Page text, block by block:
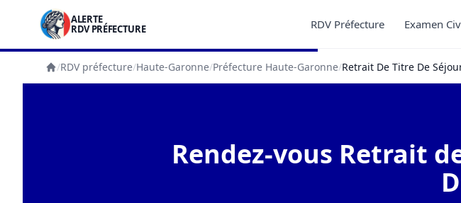
ALERTE
RDV PRÉFECTURE RDV Préfecture Examen
/RDV préfecture/Haute-Garonne/Préfecture Haute-Garonne/
Rendez-vous Retrait